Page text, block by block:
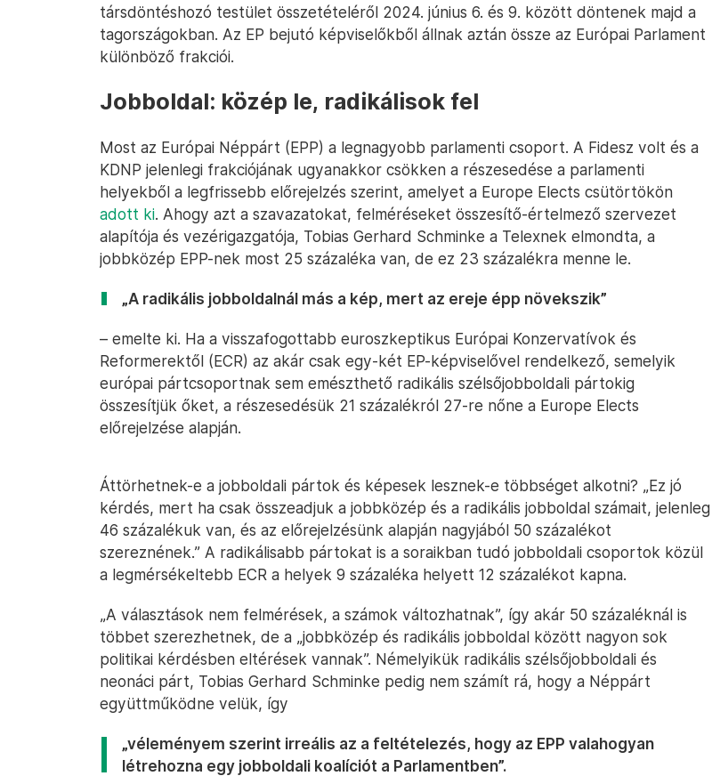
társdöntéshozó testület összetételéről 2024. június 6. és 9. között döntenek majd a
tagországokban. Az EP bejutó képviselőkből állnak aztán össze az Európai Parlament
különböző frakciói.
Jobboldal: közép le, radikálisok fel
Most az Európai Néppárt (EPP) a legnagyobb parlamenti csoport. A Fidesz volt és a
KDNP jelenlegi frakciójának ugyanakkor csökken a részesedése a parlamenti
helyekből a legfrissebb előrejelzés szerint, amelyet a Europe Elects csütörtökön
adott ki. Ahogy azt a szavazatokat, felméréseket összesítő-értelmező szervezet
alapítója és vezérigazgatója, Tobias Gerhard Schminke a Telexnek elmondta, a
jobbközép EPP-nek most 25 százaléka van, de ez 23 százalékra menne le.
„A radikális jobboldalnál más a kép, mert az ereje épp növekszik”
– emelte ki. Ha a visszafogottabb euroszkeptikus Európai Konzervatívok és
Reformerektől (ECR) az akár csak egy-két EP-képviselővel rendelkező, semelyik
európai pártcsoportnak sem emészthető radikális szélsőjobboldali pártokig
összesítjük őket, a részesedésük 21 százalékról 27-re nőne a Europe Elects
előrejelzése alapján.
Áttörhetnek-e a jobboldali pártok és képesek lesznek-e többséget alkotni? „Ez jó
kérdés, mert ha csak összeadjuk a jobbközép és a radikális jobboldal számait, jelenleg
46 százalékuk van, és az előrejelzésünk alapján nagyjából 50 százalékot
szereznének.” A radikálisabb pártokat is a soraikban tudó jobboldali csoportok közül
a legmérsékeltebb ECR a helyek 9 százaléka helyett 12 százalékot kapna.
„A választások nem felmérések, a számok változhatnak”, így akár 50 százaléknál is
többet szerezhetnek, de a „jobbközép és radikális jobboldal között nagyon sok
politikai kérdésben eltérések vannak”. Némelyikük radikális szélsőjobboldali és
neonáci párt, Tobias Gerhard Schminke pedig nem számít rá, hogy a Néppárt
együttműködne velük, így
„véleményem szerint irreális az a feltételezés, hogy az EPP valahogyan
létrehozna egy jobboldali koalíciót a Parlamentben”.